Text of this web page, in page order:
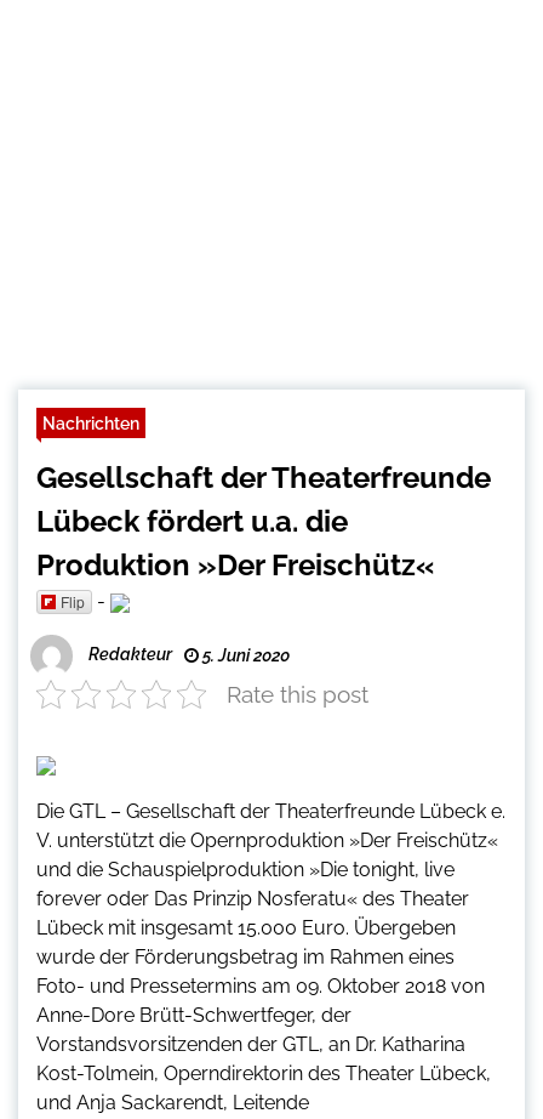
Nachrichten
Gesellschaft der Theaterfreunde
Lübeck fördert u.a. die
Produktion »Der Freischütz«
Flip -
Redakteur 5. Juni 2020
Rate this post
Die GTL – Gesellschaft der Theaterfreunde Lübeck e.
V. unterstützt die Opernproduktion »Der Freischütz«
und die Schauspielproduktion »Die tonight, live
forever oder Das Prinzip Nosferatu« des Theater
Lübeck mit insgesamt 15.000 Euro. Übergeben
wurde der Förderungsbetrag im Rahmen eines
Foto- und Pressetermins am 09. Oktober 2018 von
Anne-Dore Brütt-Schwertfeger, der
Vorstandsvorsitzenden der GTL, an Dr. Katharina
Kost-Tolmein, Operndirektorin des Theater Lübeck,
und Anja Sackarendt, Leitende